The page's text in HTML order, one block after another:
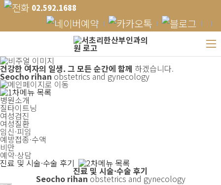
02.592.1688
건강한 여자의 일생. 그 모든 순간에 함께 하겠습니다.
Seocho rihanobstetrics and gynecology
병원소개
질타이트닝
여성검진
여성질환
임신·피임
예방접종·수액
비만
예약·상담
진료 및 시술·수술 후기
진료 및 시술·수술 후기
Seocho rihan obstetrics and gynecology